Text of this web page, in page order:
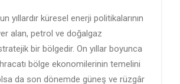
yıllardır küresel enerji politikalarının
alan, petrol ve doğalgaz
bir bölgedir. On yıllar boyunca
bölge ekonomilerinin temelini
da son dönemde güneş ve rüzgâr